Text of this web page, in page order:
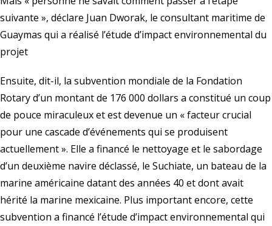
suivante », déclare Juan Dworak, le consultant maritime de
Guaymas qui a réalisé l’étude d’impact environnemental du
projet
Ensuite, dit-il, la subvention mondiale de la Fondation
Rotary d’un montant de 176 000 dollars a constitué un coup
de pouce miraculeux et est devenue un « facteur crucial
pour une cascade d’événements qui se produisent
actuellement ». Elle a financé le nettoyage et le sabordage
d’un deuxième navire déclassé, le Suchiate, un bateau de la
marine américaine datant des années 40 et dont avait
hérité la marine mexicaine. Plus important encore, cette
subvention a financé l’étude d’impact environnemental qui